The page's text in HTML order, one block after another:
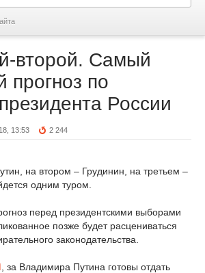
второй. Самый
прогноз по
России
13:53 2 244
на втором – Грудинин, на третьем –
одним туром.
перед президентскими выборами
позже будет расцениваться
законодательства.
, за Владимира Путина готовы отдать